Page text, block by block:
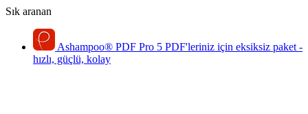
Sık aranan
Ashampoo® PDF Pro 5 PDF'leriniz için eksiksiz paket -
hızlı, güçlü, kolay